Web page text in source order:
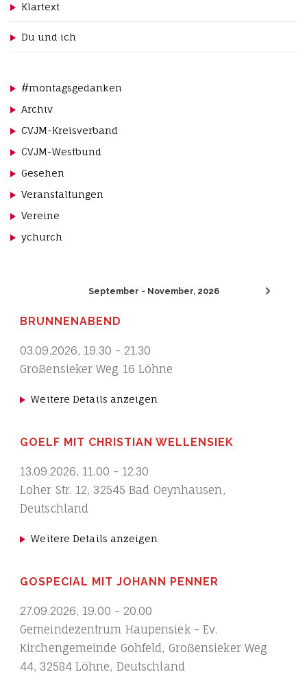
o
n
Klartext
Du und ich
#montagsgedanken
Archiv
CVJM-Kreisverband
CVJM-Westbund
Gesehen
Veranstaltungen
Vereine
ychurch
September - November, 2026
BRUNNENABEND
03.09.2026, 19.30 - 21.30
Großensieker Weg 16 Löhne
Weitere Details anzeigen
GOELF MIT CHRISTIAN WELLENSIEK
13.09.2026, 11.00 - 12.30
Loher Str. 12, 32545 Bad Oeynhausen,
Deutschland
Weitere Details anzeigen
GOSPECIAL MIT JOHANN PENNER
27.09.2026, 19.00 - 20.00
Gemeindezentrum Haupensiek - Ev.
Kirchengemeinde Gohfeld, Großensieker Weg
44, 32584 Löhne, Deutschland